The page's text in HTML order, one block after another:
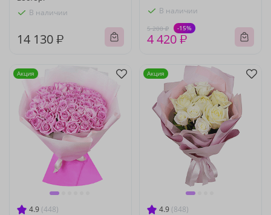
В наличии
14 130 ₽
В наличии
5 200 ₽ -15%
4 420 ₽
4.9 (448)
Акция
4.9 (848)
Акция